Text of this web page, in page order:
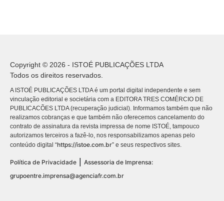
Copyright © 2026 - ISTOÉ PUBLICAÇÕES LTDA
Todos os direitos reservados.
A ISTOÉ PUBLICAÇÕES LTDA é um portal digital independente e sem
vinculação editorial e societária com a EDITORA TRES COMÉRCIO DE
PUBLICACÕES LTDA (recuperação judicial). Informamos também que não
realizamos cobranças e que também não oferecemos cancelamento do
contrato de assinatura da revista impressa de nome ISTOÉ, tampouco
autorizamos terceiros a fazê-lo, nos responsabilizamos apenas pelo
conteúdo digital “https://istoe.com.br” e seus respectivos sites.
Política de Privacidade
Assessoria de Imprensa:
grupoentre.imprensa@agenciafr.com.br